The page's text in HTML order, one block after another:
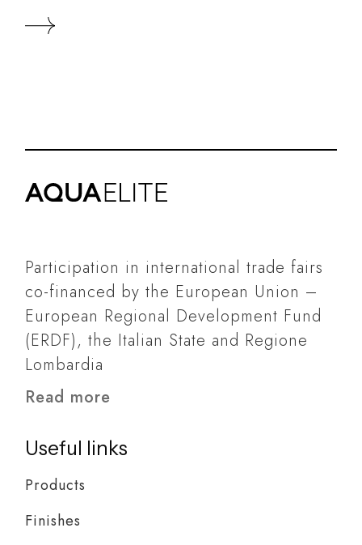
Participation in international trade fairs
co-financed by the European Union –
European Regional Development Fund
(ERDF), the Italian State and Regione
Lombardia
Read more
Useful links
Products
Finishes